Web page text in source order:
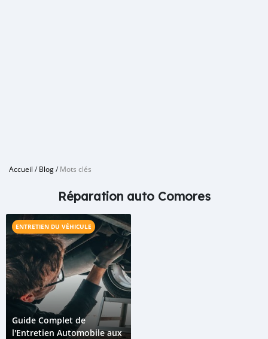
Accueil /Blog/Mots clés
Réparation auto Comores
ENTRETIEN DU VÉHICULE
Guide Complet de
l'Entretien Automobile aux